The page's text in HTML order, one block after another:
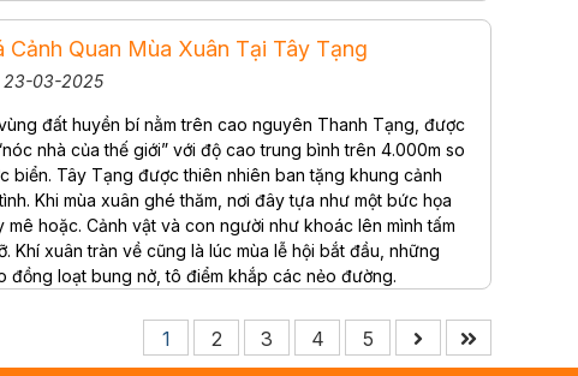
Cảnh Quan Mùa Xuân Tại Tây Tạng
23-03-2025
đất huyền bí nằm trên cao nguyên Thanh Tạng, được
nhà của thế giới” với độ cao trung bình trên 4.000m so
biển. Tây Tạng được thiên nhiên ban tặng khung cảnh
Khi mùa xuân ghé thăm, nơi đây tựa như một bức họa
mê hoặc. Cảnh vật và con người như khoác lên mình tấm
Khí xuân tràn về cũng là lúc mùa lễ hội bắt đầu, những
đồng loạt bung nở, tô điểm khắp các nẻo đường.
1 2 3 4 5